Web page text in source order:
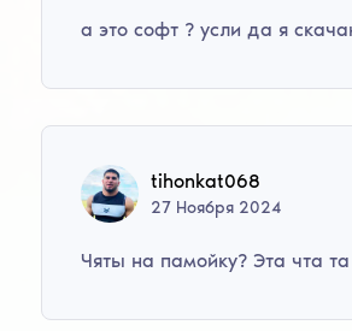
а это софт ? усли да я
tihonkat068
27 Ноября 2024
Чяты на памойку? Эта чта